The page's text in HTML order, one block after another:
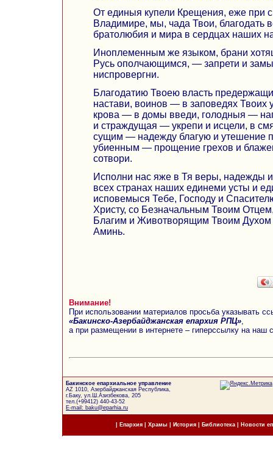
От единыя купели Крещения, еже при
Владимире, мы, чада Твои, благодать
братолюбия и мира в сердцах наших
Иноплеменным же языком, брани
Русь ополчающимся, — запрети и
ниспровергни.
Благодатию Твоею власть
настави, воинов — в заповедях Твоих
крова — в домы введи, голодныя —
и страждущая — укрепи и исцели, в
сущим — надежду благую и утешение
убиенным — прощение грехов и
сотвори.
Исполни нас яже в Тя веры, надежды
всех странах наших единеми усты и
исповемыся Тебе, Господу и
Христу, со Безначальным Твоим
Благим и Животворящим Твоим Духом
Аминь.
Внимание!
При использовании материалов просьба указывать
«Бакинско-Азербайджанская епархия РПЦ»
а при размещении в интернете – гиперссылку на наш
Бакинское епархиальное управление
AZ 1010, Азербайджанская Республика,
г.Баку, ул.Ш.Азизбекова, 205
тел.(+99412) 440-43-52
E-mail: baku@eparhia.ru
Епархия| Храмы История| Библиотека Новости